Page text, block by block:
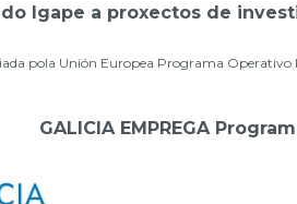
Igape a proxectos de
pola Unión Europea Programa
GALICIA EMPREGA